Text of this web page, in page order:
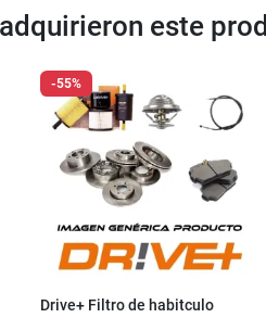
este
-55%
Drive+ Filtro de habitculo